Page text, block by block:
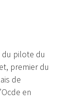
du pilote du
premier du
de
en